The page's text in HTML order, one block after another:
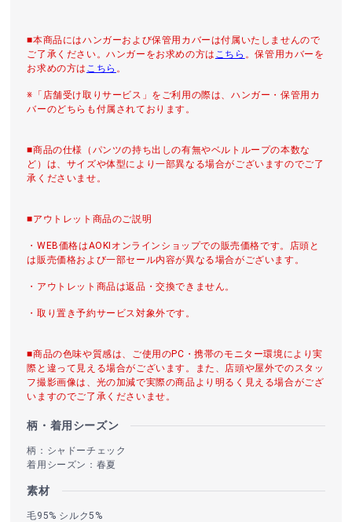
■本商品にはハンガーおよび保管用カバーは付属いたしませんので
ご了承ください。ハンガーをお求めの方は こちら 。保管用カバーを
お求めの方は こちら 。
※「店舗受け取りサービス」をご利用の際は、ハンガー・保管用カ
バーのどちらも付属されております。
■商品の仕様（パンツの持ち出しの有無やベルトループの本数な
ど）は、サイズや体型により一部異なる場合がございますのでご了
承くださいませ。
■アウトレット商品のご説明
・WEB価格はAOKIオンラインショップでの販売価格です。店頭と
は販売価格および一部セール内容が異なる場合がございます。
・アウトレット商品は返品・交換できません。
・取り置き予約サービス対象外です。
■商品の色味や質感は、ご使用のPC・携帯のモニター環境により実
際と違って見える場合がございます。また、店頭や屋外でのスタッ
フ撮影画像は、光の加減で実際の商品より明るく見える場合がござ
いますのでご了承くださいませ。
柄・着用シーズン
柄：シャドーチェック
着用シーズン：春夏
素材
毛95% シルク5%